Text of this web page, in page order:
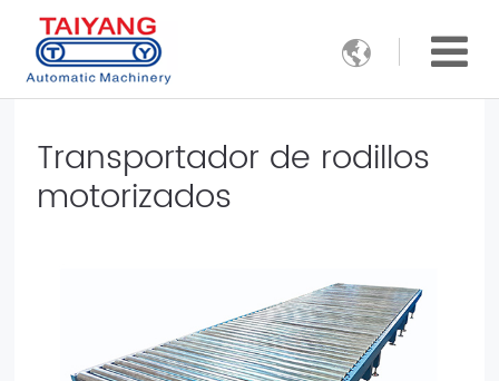

Transportador de rodillos
motorizados